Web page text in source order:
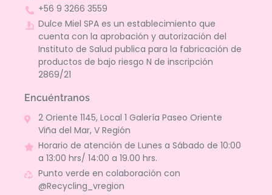
+56 9 3266 3559
Dulce Miel SPA es un establecimiento que
cuenta con la aprobación y autorización del
Instituto de Salud publica para la fabricación de
productos de bajo riesgo N de inscripción
2869/21
Encuéntranos
2 Oriente 1145, Local 1 Galería Paseo Oriente
Viña del Mar, V Región
Horario de atención de Lunes a Sábado de 10:00
a 13:00 hrs/ 14:00 a 19.00 hrs.
Punto verde en colaboración con
@Recycling_vregion